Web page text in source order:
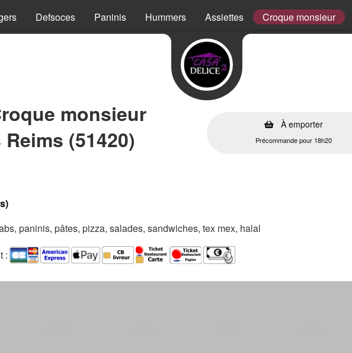
Defsoces Paninis Hummers Assiettes Croque monsieur
monsieur
(51420)
À emporter
Précommande pour 18h20
paninis, pâtes, pizza, salades, sandwiches, tex mex, halal
: